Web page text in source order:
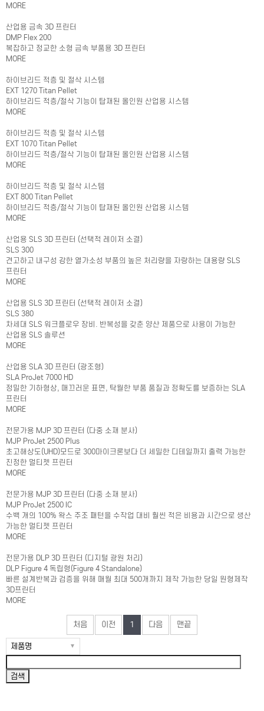
MORE
산업용 금속 3D 프린터
DMP Flex 200
복잡하고 정교한 소형 금속 부품용 3D 프린터
MORE
하이브리드 적층 및 절삭 시스템
EXT 1270 Titan Pellet
하이브리드 적층/절삭 기능이 탑재된 올인원 산업용 시스템
MORE
하이브리드 적층 및 절삭 시스템
EXT 1070 Titan Pellet
하이브리드 적층/절삭 기능이 탑재된 올인원 산업용 시스템
MORE
하이브리드 적층 및 절삭 시스템
EXT 800 Titan Pellet
하이브리드 적층/절삭 기능이 탑재된 올인원 산업용 시스템
MORE
산업용 SLS 3D 프린터 (선택적 레이저 소결)
SLS 300
견고하고 내구성 강한 열가소성 부품의 높은 처리량을 자랑하는 대용량 SLS
프린터
MORE
산업용 SLS 3D 프린터 (선택적 레이저 소결)
SLS 380
차세대 SLS 워크플로우 장비. 반복성을 갖춘 양산 제품으로 사용이 가능한
산업용 SLS 솔루션
MORE
산업용 SLA 3D 프린터 (광조형)
SLA ProJet 7000 HD
정밀한 기하형상, 매끄러운 표면, 탁월한 부품 품질과 정확도를 보증하는 SLA
프린터
MORE
전문가용 MJP 3D 프린터 (다중 소재 분사)
MJP ProJet 2500 Plus
초고해상도(UHD)모드로 300마이크론보다 더 세밀한 디테일까지 출력 가능한
진정한 멀티젯 프린터
MORE
전문가용 MJP 3D 프린터 (다중 소재 분사)
MJP ProJet 2500 IC
수백 개의 100% 왁스 주조 패턴을 수작업 대비 훨씬 적은 비용과 시간으로 생산
가능한 멀티젯 프린터
MORE
전문가용 DLP 3D 프린터 (디지털 광원 처리)
DLP Figure 4 독립형(Figure 4 Standalone)
빠른 설계반복과 검증을 위해 매월 최대 500개까지 제작 가능한 당일 원형제작
3D프린터
MORE
처음 이전 1 다음 맨끝